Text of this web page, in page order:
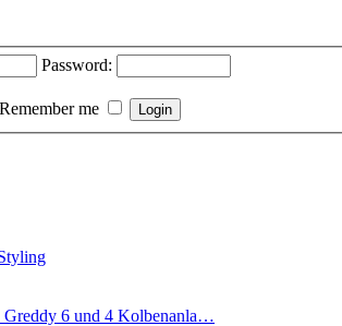
Password:
Remember me
Greddy 6 und 4 Kolbenanla…